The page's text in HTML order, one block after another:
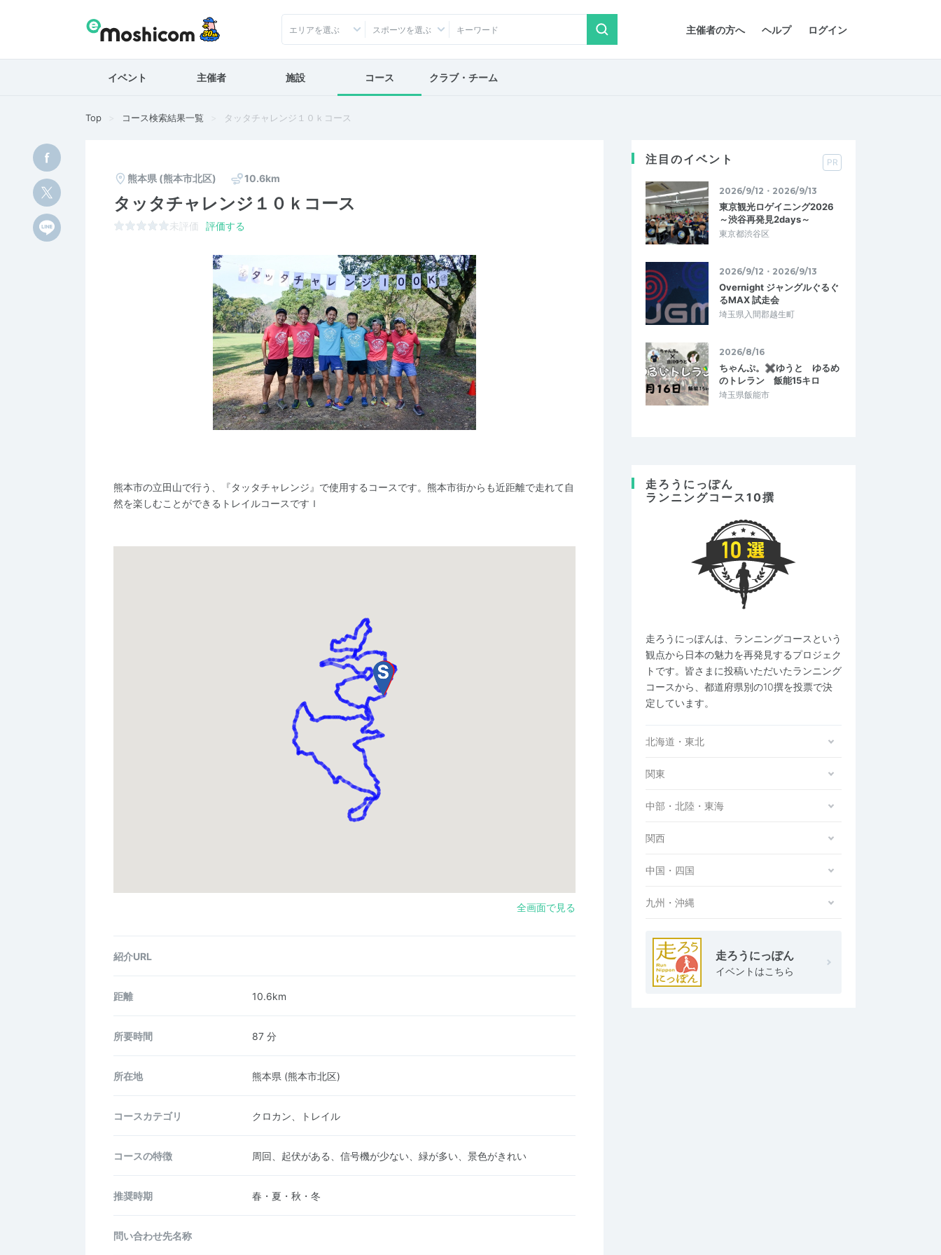
主催者の方へ ヘルプ ログイン
エリアを選ぶ スポーツを選ぶ
イベント 主催者 施設 コース クラブ・チーム
Top コース検索結果一覧 タッタチャレンジ１０ｋコース
熊本県 (熊本市北区) 10.6km
タッタチャレンジ１０ｋコース
未評価 評価する
熊本市の立田山で行う、『タッタチャレンジ』で使用するコースです。熊本市街からも近距離で走れて自
然を楽しむことができるトレイルコースですｌ
全画面で見る
紹介URL
距離 10.6km
所要時間 87 分
所在地 熊本県 (熊本市北区)
コース カテゴリ クロカン、トレイル
コースの特徴 周回、起伏がある、信号機が少ない、緑が多い、景色がきれい
推奨時期 春・夏・秋・冬
問い合わせ先名称
注目のイベント PR
2026/9/12・2026/9/13
東京観光ロゲイニング2026
～渋谷再発見2days～
東京都渋谷区
2026/9/12・2026/9/13
Overnight ジャングルぐるぐ
るMAX 試走会
埼玉県入間郡越生町
2026/8/16
ちゃんぷ。✖ゆうと ゆるめ
のトレラン 飯能15キロ
埼玉県飯能市
走ろうにっぽん
ランニングコース10撰
走ろうにっぽんは、ランニングコースという
観点から日本の魅力を再発見するプロジェク
トです。皆さまに投稿いただいたランニング
コースから、都道府県別の10撰を投票で決
定しています。
北海道・東北
関東
中部・北陸・東海
関西
中国・四国
九州・沖縄
走ろうにっぽん
イベントはこちら